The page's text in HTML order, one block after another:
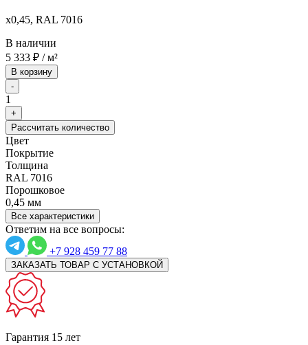
x0,45, RAL 7016
В наличии
5 333 ₽ / м²
В корзину
-
1
+
Рассчитать количество
Цвет
Покрытие
Толщина
RAL 7016
Порошковое
0,45 мм
Все характеристики
Ответим на все вопросы:
+7 928 459 77 88
ЗАКАЗАТЬ ТОВАР С УСТАНОВКОЙ
Гарантия 15 лет